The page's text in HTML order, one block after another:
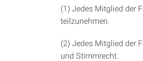
(1) Jedes Mitglied der
teilzunehmen.
(2) Jedes Mitglied der
und Stimmrecht.